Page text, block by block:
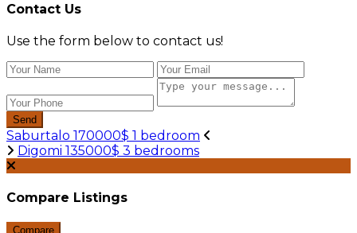
Contact Us
Use the form below to contact us!
Send
Saburtalo 170000$ 1 bedroom
Digomi 135000$ 3 bedrooms
Compare Listings
Compare